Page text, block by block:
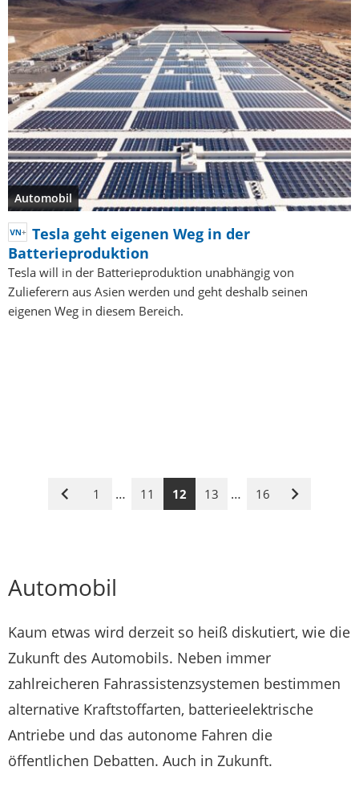
Automobil
Tesla geht eigenen Weg in der
Batterieproduktion
Tesla will in der Batterieproduktion unabhängig von
Zulieferern aus Asien werden und geht deshalb seinen
eigenen Weg in diesem Bereich.
Vorige
1 … 11 12 13 … 16
Nächste
Automobil
Kaum etwas wird derzeit so heiß diskutiert, wie die
Zukunft des Automobils. Neben immer
zahlreicheren Fahrassistenzsystemen bestimmen
alternative Kraftstoffarten, batterieelektrische
Antriebe und das autonome Fahren die
öffentlichen Debatten. Auch in Zukunft.